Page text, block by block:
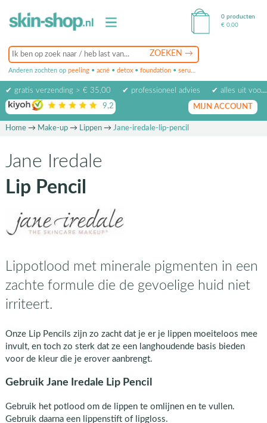
Anderen zochten op peeling • acné • detox • foundation • serum
0 producten
€ 0,00
✔ gratis verzending > € 35,00 ✔ professioneel advies
✔ alles uit voorraad leverbaar
9,2 op basis van beoordelingen
MIJN ACCOUNT
Home→ Make-up→ Lippen→ Jane-iredale-lip-pencil
Jane Iredale
Lip Pencil
Lippotlood met minerale pigmenten in een
zachte formule die de gevoelige huid niet
irriteert.
Onze Lip Pencils zijn zo zacht dat je er je lippen moeiteloos mee
invult, en toch zo sterk dat ze een langhoudende basis bieden
voor de kleur die je erover aanbrengt.
Gebruik Jane Iredale Lip Pencil
Gebruik het potlood om de lippen te omlijnen en te vullen.
Gebruik daarna een lippenstift of lipgloss.